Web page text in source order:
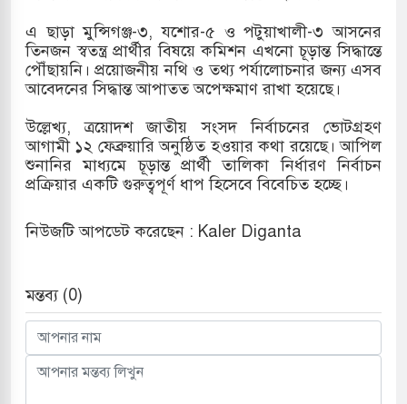
এ ছাড়া মুন্সিগঞ্জ-৩, যশোর-৫ ও পটুয়াখালী-৩ আসনের
তিনজন স্বতন্ত্র প্রার্থীর বিষয়ে কমিশন এখনো চূড়ান্ত সিদ্ধান্তে
পৌঁছায়নি। প্রয়োজনীয় নথি ও তথ্য পর্যালোচনার জন্য এসব
আবেদনের সিদ্ধান্ত আপাতত অপেক্ষমাণ রাখা হয়েছে।
উল্লেখ্য, ত্রয়োদশ জাতীয় সংসদ নির্বাচনের ভোটগ্রহণ
আগামী ১২ ফেব্রুয়ারি অনুষ্ঠিত হওয়ার কথা রয়েছে। আপিল
শুনানির মাধ্যমে চূড়ান্ত প্রার্থী তালিকা নির্ধারণ নির্বাচন
প্রক্রিয়ার একটি গুরুত্বপূর্ণ ধাপ হিসেবে বিবেচিত হচ্ছে।
নিউজটি আপডেট করেছেন : Kaler Diganta
মন্তব্য (0)